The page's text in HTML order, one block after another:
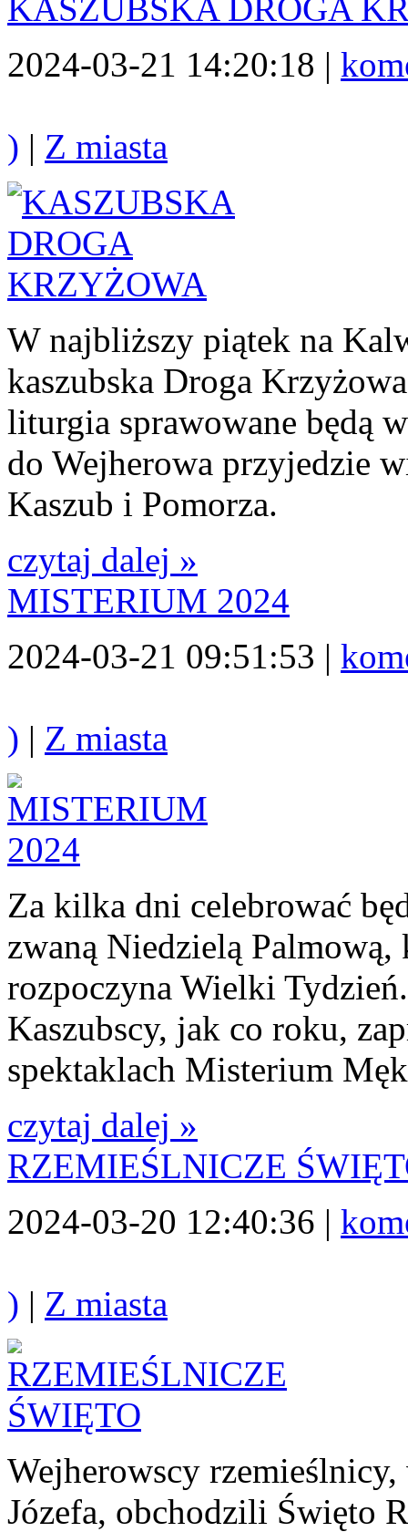
KASZUBSKA DROGA
2024-03-21 14:20:18 |
) | Z miasta
W najbliższy piątek na
kaszubska Droga
liturgia sprawowane będą
do Wejherowa przyjedzie
Kaszub i Pomorza.
czytaj dalej »
MISTERIUM 2024
2024-03-21 09:51:53 |
) | Z miasta
Za kilka dni celebrować
zwaną Niedzielą
rozpoczyna Wielki
Kaszubscy, jak co roku,
spektaklach Misterium
czytaj dalej »
RZEMIEŚLNICZE
2024-03-20 12:40:36 |
) | Z miasta
Wejherowscy
Józefa, obchodzili Święto